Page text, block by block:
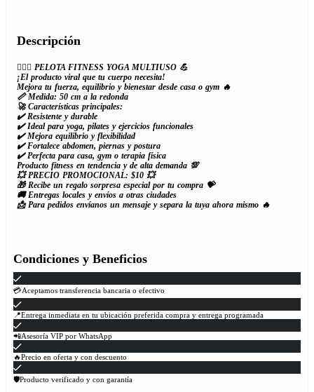
Descripción
🏋️‍♀️✨ PELOTA FITNESS YOGA MULTIUSO 💪
¡El producto viral que tu cuerpo necesita!
Mejora tu fuerza, equilibrio y bienestar desde casa o gym 🔥
📏 Medida: 50 cm a la redonda
🚀 Características principales:
✔️ Resistente y durable
✔️ Ideal para yoga, pilates y ejercicios funcionales
✔️ Mejora equilibrio y flexibilidad
✔️ Fortalece abdomen, piernas y postura
✔️ Perfecta para casa, gym o terapia física
Producto fitness en tendencia y de alta demanda 💯
💥 PRECIO PROMOCIONAL: $10 💥
🎁 Recibe un regalo sorpresa especial por tu compra 💝
🚚 Entregas locales y envíos a otras ciudades
📩 Para pedidos envíanos un mensaje y separa la tuya ahora mismo 🔥
Condiciones y Beneficios
💳Aceptamos transferencia bancaria o efectivo
📍Entrega inmediata en tu ubicación preferida compra y entrega programada
📲Asesoría VIP por WhatsApp
🔥Precio en oferta y con descuento
🛡Producto verificado y con garantía